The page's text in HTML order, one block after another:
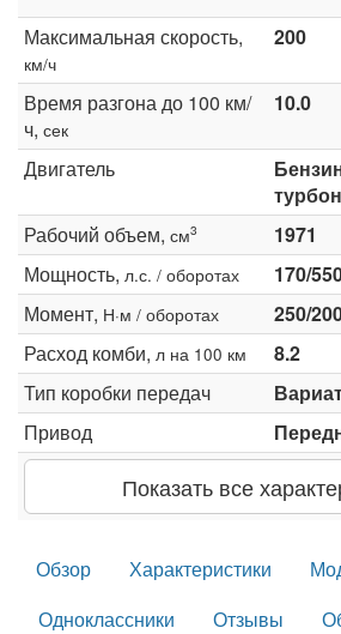
Максимальная скорость,
км/ч
200
Время разгона до 100 км/
ч, сек
10.0
Двигатель
Рабочий объем, см3
1971
Мощность, л.с. / оборотах
170/
Момент, Н·м / оборотах
250/
Расход комби, л на 100 км
8.2
Тип коробки передач
Привод
Показать все
Обзор Характеристики
Одноклассники
Отзывы